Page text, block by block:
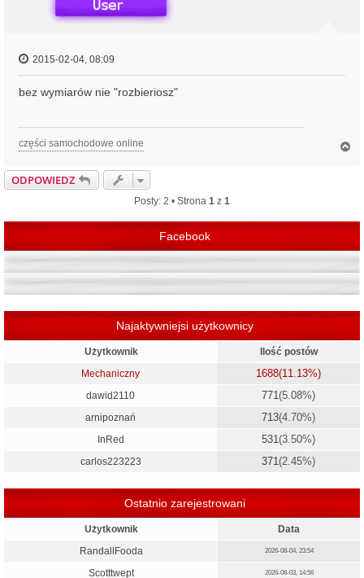
2015-02-04, 08:09
bez wymiarów nie "rozbieriosz"
części samochodowe online
ODPOWIEDZ
Posty: 2 • Strona 1 z 1
Facebook
Najaktywniejsi użytkownicy
Użytkownik
Ilość postów
Mechaniczny
1688(11.13%)
dawid2110 771 (5.08%)
arnipoznań 713(4.70%)
InRed 531 (3.50%)
carlos223223 371 (2.45%)
Ostatnio zarejestrowani
Użytkownik
Data
RandallFooda
2026-08-04, 23:54
Scotttwept 2026-08-03, 14:56